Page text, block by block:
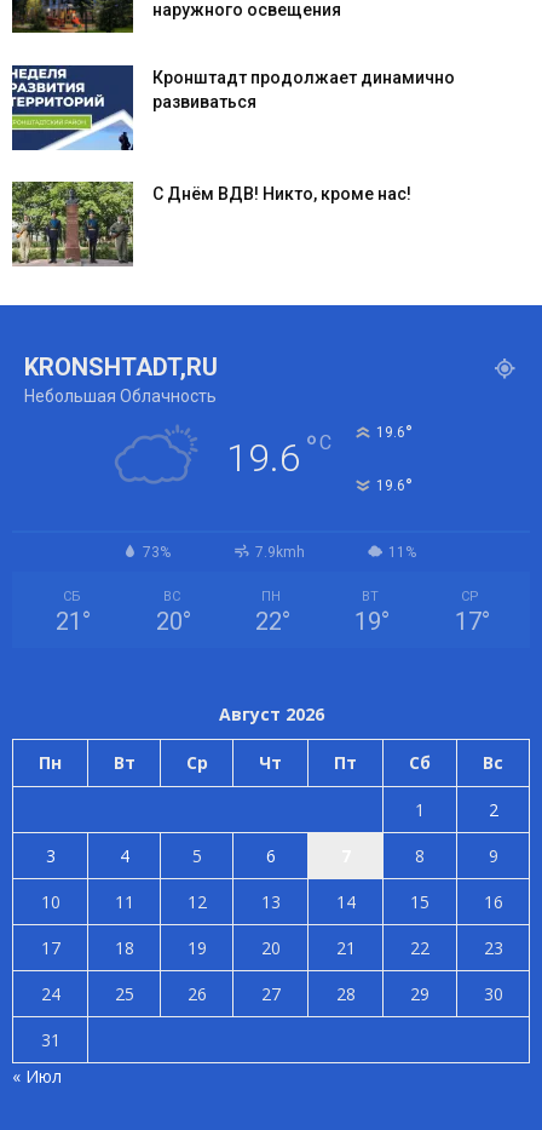
наружного освещения
Кронштадт продолжает динамично
развиваться
С Днём ВДВ! Никто, кроме нас!
KRONSHTADT,RU
Небольшая Облачность
19.6 °C 19.6°
19.6°
73% 7.9kmh 11%
СБ
21 °
ВС
20°
ПН
22°
ВТ
19°
СР
17°
Август 2026
Пн Вт Ср Чт Пт Сб Вс
1
2
3
4 5 6 8
9
10
11 12 13 14 15
16
17
18 19 20 21 22
23
24
25 26 27 28 29
30
31
« Июл